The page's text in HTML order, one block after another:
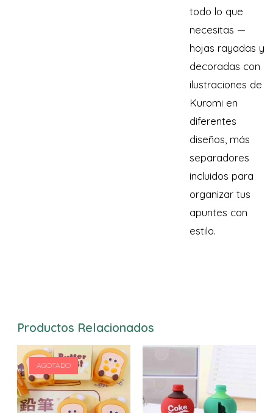
todo lo que
necesitas —
hojas rayadas y
decoradas con
ilustraciones de
Kuromi en
diferentes
diseños, más
separadores
incluidos para
organizar tus
apuntes con
estilo.
Productos Relacionados
AGOTADO